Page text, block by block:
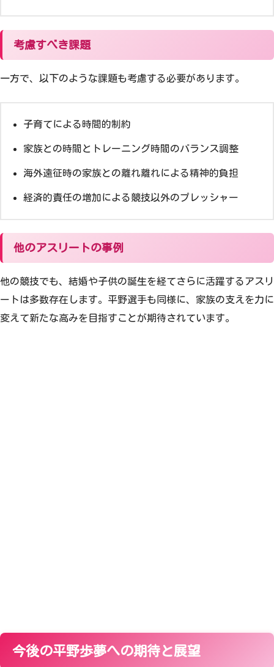
考慮すべき課題
一方で、以下のような課題も考慮する必要があります。
子育てによる時間的制約
家族との時間とトレーニング時間のバランス調整
海外遠征時の家族との離れ離れによる精神的負担
経済的責任の増加による競技以外のプレッシャー
他のアスリートの事例
他の競技でも、結婚や子供の誕生を経てさらに活躍するアスリ
ートは多数存在します。平野選手も同様に、家族の支えを力に
変えて新たな高みを目指すことが期待されています。
今後の平野歩夢への期待と展望